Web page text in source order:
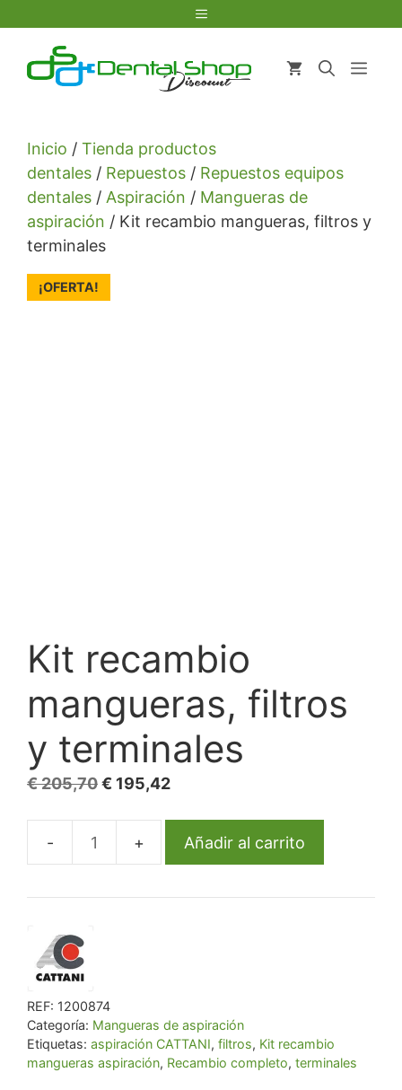
contenido
Menú
Inicio / Tienda productos
dentales / Repuestos / Repuestos equipos
dentales / Aspiración / Mangueras de
aspiración / Kit recambio mangueras, filtros y
terminales
¡OFERTA!
Kit recambio
mangueras, filtros
y terminales
€205,70El
€ 195,42El
mangueras,
Añadir al carrito
REF: 1200874
Categoría: Mangueras de aspiración
Etiquetas: aspiración CATTANI, filtros, Kit recambio
mangueras aspiración, Recambio completo, terminales